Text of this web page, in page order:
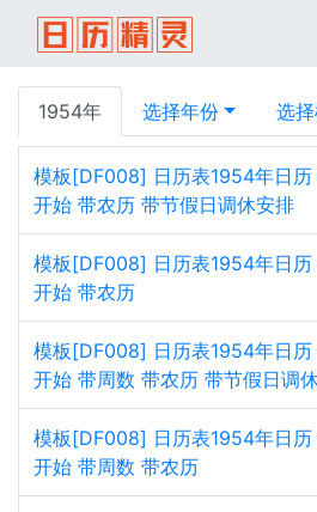
1954年 选择年份 选
模板[DF008] 日历表1954年日
开始 带农历 带节假日调休安排
模板[DF008] 日历表1954年日
开始 带农历
模板[DF008] 日历表1954年日
开始 带周数 带农历 带节假日调
模板[DF008] 日历表1954年日
开始 带周数 带农历